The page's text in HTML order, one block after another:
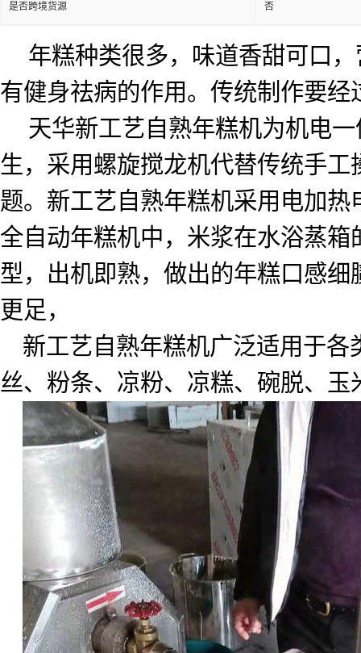
是否跨境货源 否
年糕种类很多，味道香甜可口
有健身祛病的作用。传统制作要
天华新工艺自熟年糕机为机电
生，采用螺旋搅龙机代替传统手
题。新工艺自熟年糕机采用电加
全自动年糕机中，米浆在水浴蒸
型，出机即熟，做出的年糕口感
更足，
新工艺自熟年糕机广泛适用于
丝、粉条、凉粉、凉糕、碗脱、